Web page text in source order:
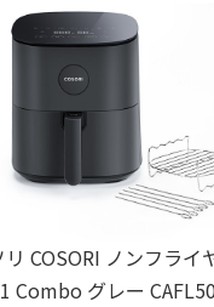
リ COSORI ノンフライ
Combo グレー